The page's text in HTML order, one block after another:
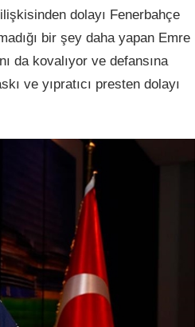
dolayı Fenerbahçe
bir şey daha yapan Emre
da kovalıyor ve defansına
ve yıpratıcı presten dolayı